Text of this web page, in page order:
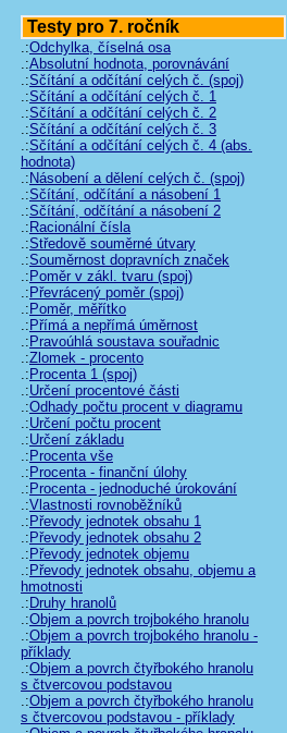
Testy pro 7. ročník
.:Odchylka, číselná osa
.:Absolutní hodnota, porovnávání
.:Sčítání a odčítání celých č. (spoj)
.:Sčítání a odčítání celých č. 1
.:Sčítání a odčítání celých č. 2
.:Sčítání a odčítání celých č. 3
.:Sčítání a odčítání celých č. 4 (abs.
hodnota)
.: Násobení a dělení celých č. (spoj)
.:Sčítání, odčítání a násobení 1
.:Sčítání, odčítání a násobení 2
.: Racionální čísla
.:Středově souměrné útvary
.:Souměrnost dopravních značek
.: Poměr v zákl. tvaru (spoj)
.: Převrácený poměr (spoj)
.: Poměr, měřítko
.: Přímá a nepřímá úměrnost
.: Pravoúhlá soustava souřadnic
.:Zlomek - procento
.: Procenta 1 (spoj)
.:Určení procentové části
.:Odhady počtu procent v diagramu
.:Určení počtu procent
.:Určení základu
.: Procenta vše
.: Procenta - finanční úlohy
.: Procenta - jednoduché úrokování
.:Vlastnosti rovnoběžníků
.: Převody jednotek obsahu 1
.: Převody jednotek obsahu 2
.: Převody jednotek objemu
.: Převody jednotek obsahu, objemu a
hmotnosti
.: Druhy hranolů
.:Objem a povrch trojbokého hranolu
.:Objem a povrch trojbokého hranolu -
příklady
.:Objem a povrch čtyřbokého hranolu
s čtvercovou podstavou
.:Objem a povrch čtyřbokého hranolu
s čtvercovou podstavou - příklady